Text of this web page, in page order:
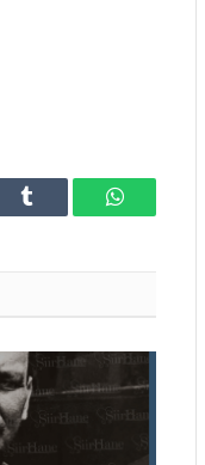
Tumblr WhatsApp